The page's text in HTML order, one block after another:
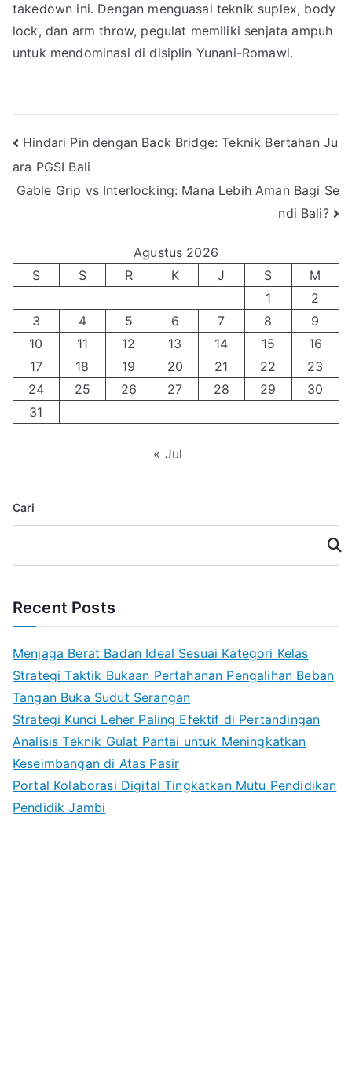
takedown ini. Dengan menguasai teknik suplex, body
lock, dan arm throw, pegulat memiliki senjata ampuh
untuk mendominasi di disiplin Yunani-Romawi.
Navigasi
pos
Hindari Pin dengan Back Bridge: Teknik Bertahan Ju
ara PGSI Bali
Gable Grip vs Interlocking: Mana Lebih Aman Bagi Se
ndi Bali?
Agustus 2026
S
S R K J S
M
1
2
3
4 5 6 7 8
9
10
11 12 13 14 15
16
17
18 19 20 21 22
23
24
25 26 27 28 29
30
31
« Jul
Cari
Cari
Recent Posts
Menjaga Berat Badan Ideal Sesuai Kategori Kelas
Strategi Taktik Bukaan Pertahanan Pengalihan Beban
Tangan Buka Sudut Serangan
Strategi Kunci Leher Paling Efektif di Pertandingan
Analisis Teknik Gulat Pantai untuk Meningkatkan
Keseimbangan di Atas Pasir
Portal Kolaborasi Digital Tingkatkan Mutu Pendidikan
Pendidik Jambi